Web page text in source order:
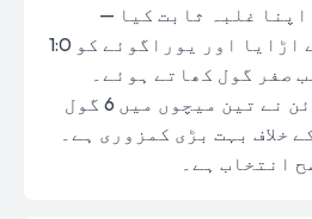
غلبہ ثابت کیا —
سعودی عرب کو 4:0 سے اڑایا اور یوراگوئے کو 1:0
صفر گول کھاتے ہوئے۔
آسٹریا کی دفاعی لائن نے تین میچوں میں 6 گول
خلاف بہت بڑی کمزوری ہے۔